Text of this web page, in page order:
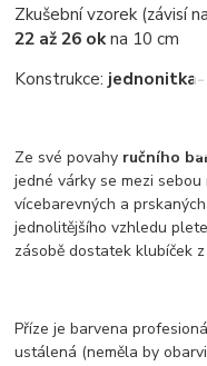
Zkušební vzorek (závisí
22 až 26 okna 10 cm
Konstrukce: jednonitka
Ze své povahy ručního
jedné várky se mezi
vícebarevných a
jednolitějšího vzhledu
zásobě dostatek klubíček
Příze je barvena
ustálená (neměla by